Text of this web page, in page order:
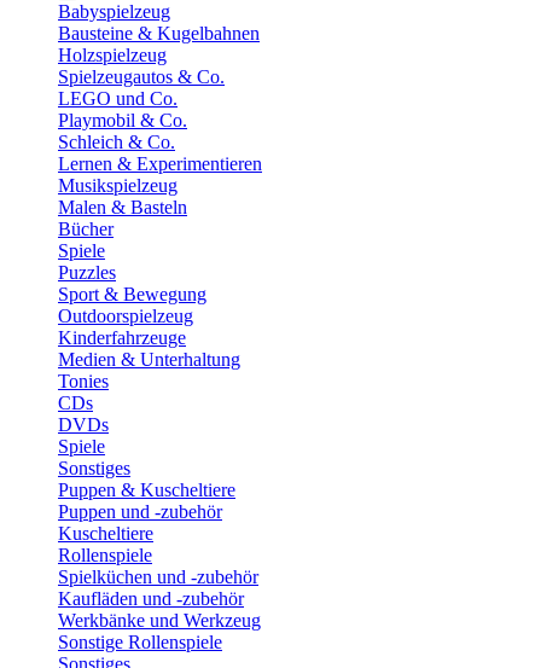
Babyspielzeug
Bausteine & Kugelbahnen
Holzspielzeug
Spielzeugautos & Co.
LEGO und Co.
Playmobil & Co.
Schleich & Co.
Lernen & Experimentieren
Musikspielzeug
Malen & Basteln
Bücher
Spiele
Puzzles
Sport & Bewegung
Outdoorspielzeug
Kinderfahrzeuge
Medien & Unterhaltung
Tonies
CDs
DVDs
Spiele
Sonstiges
Puppen & Kuscheltiere
Puppen und -zubehör
Kuscheltiere
Rollenspiele
Spielküchen und -zubehör
Kaufläden und -zubehör
Werkbänke und Werkzeug
Sonstige Rollenspiele
Sonstiges